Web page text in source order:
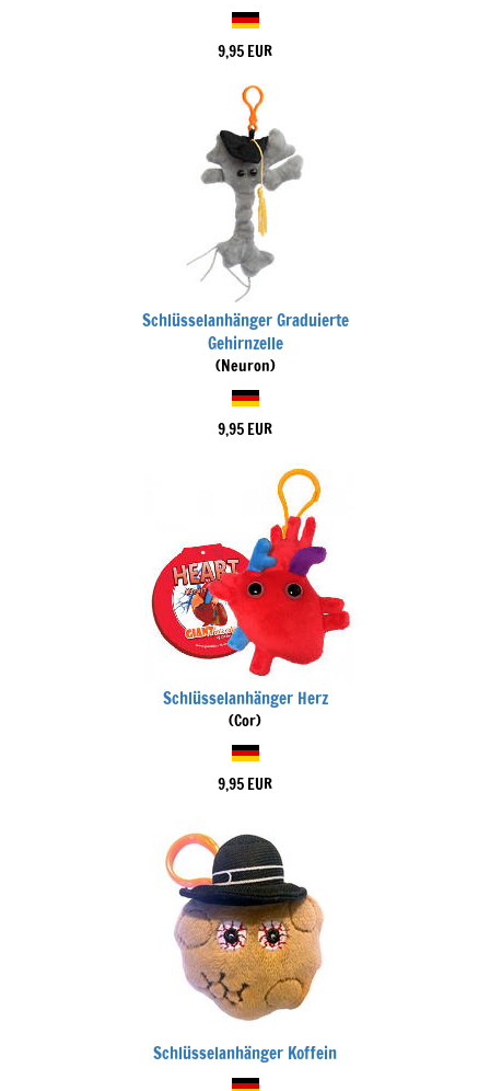
9,95 EUR
Schlüsselanhänger Graduierte
Gehirnzelle
(Neuron)
9,95 EUR
Schlüsselanhänger Herz
(Cor)
9,95 EUR
Schlüsselanhänger Koffein